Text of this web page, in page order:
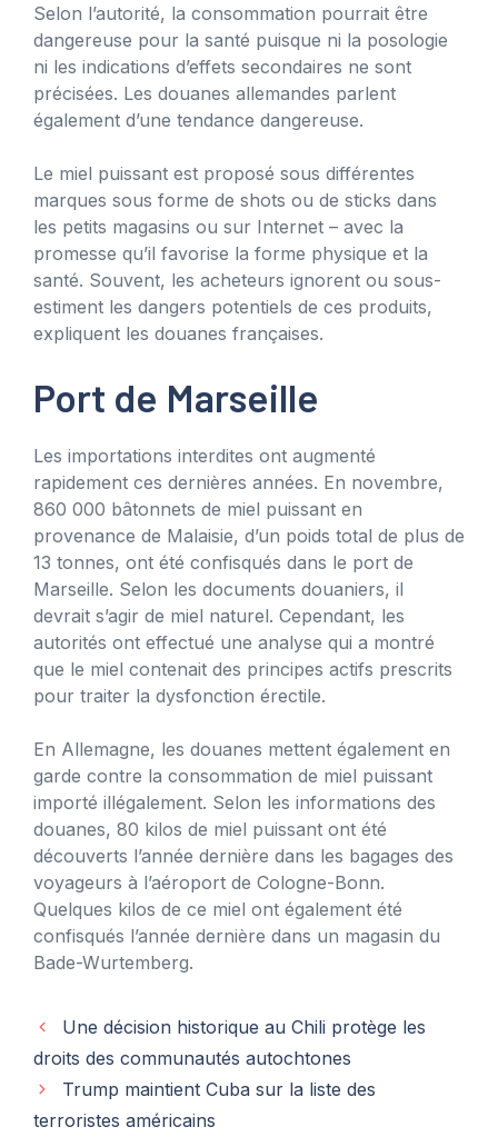
Selon l’autorité, la consommation pourrait être
dangereuse pour la santé puisque ni la posologie
ni les indications d’effets secondaires ne sont
précisées. Les douanes allemandes parlent
également d’une tendance dangereuse.
Le miel puissant est proposé sous différentes
marques sous forme de shots ou de sticks dans
les petits magasins ou sur Internet – avec la
promesse qu’il favorise la forme physique et la
santé. Souvent, les acheteurs ignorent ou sous-
estiment les dangers potentiels de ces produits,
expliquent les douanes françaises.
Port de Marseille
Les importations interdites ont augmenté
rapidement ces dernières années. En novembre,
860 000 bâtonnets de miel puissant en
provenance de Malaisie, d’un poids total de plus de
13 tonnes, ont été confisqués dans le port de
Marseille. Selon les documents douaniers, il
devrait s’agir de miel naturel. Cependant, les
autorités ont effectué une analyse qui a montré
que le miel contenait des principes actifs prescrits
pour traiter la dysfonction érectile.
En Allemagne, les douanes mettent également en
garde contre la consommation de miel puissant
importé illégalement. Selon les informations des
douanes, 80 kilos de miel puissant ont été
découverts l’année dernière dans les bagages des
voyageurs à l’aéroport de Cologne-Bonn.
Quelques kilos de ce miel ont également été
confisqués l’année dernière dans un magasin du
Bade-Wurtemberg.
Une décision historique au Chili protège les
droits des communautés autochtones
Trump maintient Cuba sur la liste des
terroristes américains